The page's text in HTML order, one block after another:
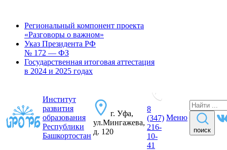
Региональный компонент проекта
«Разговоры о важном»
Указ Президента РФ
№ 172 — ФЗ
Государственная итоговая аттестация
в 2024 и 2025 годах
Институт
развития
образования
Республики
Башкортостан
г. Уфа,
ул.Мингажева,
д. 120
8
(347)
216-
10-
41
Меню
поиск